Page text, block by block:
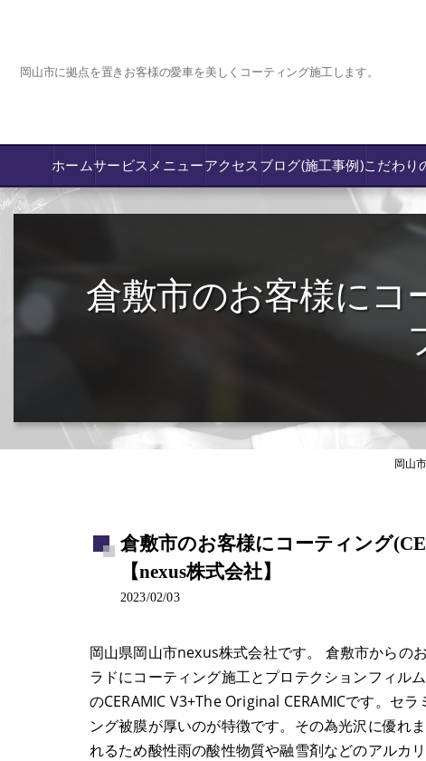
岡山市に拠点を置きお客様の愛車を美しくコーティング施工します。
ホームサービス メニュー
フロントガラス飛び石傷/補修修理か交換/費
カー用品取付･車販売･買取(ﾄﾞﾗﾚｺ･ﾅﾋﾞ等)
アクセス ブログ(施工事例)こだわり
倉敷市のお客様にコ
岡山
倉敷市のお客様にコーティング
【nexus株式会社】
2023/02/03
岡山県岡山市nexus株式会社です。 倉敷市からの
ラドにコーティング施工とプロテクションフィル
のCERAMIC V3+The Original CERAMICです。セ
ング被膜が厚いのが特徴です。その為光沢に優れ
れるため酸性雨の酸性物質や融雪剤などのアルカ